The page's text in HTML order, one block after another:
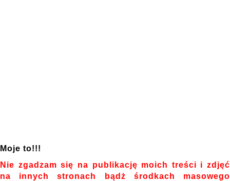
Moje to!!!
Nie zgadzam się na publikację moich treści i zdjęć
na innych stronach bądż środkach masowego